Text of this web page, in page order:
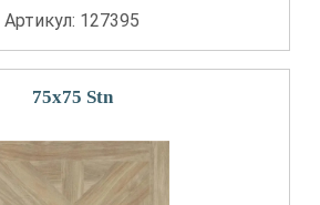
Артикул: 127395
75x75 Stn